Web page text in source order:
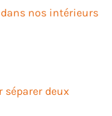
nos intérieurs
séparer deux